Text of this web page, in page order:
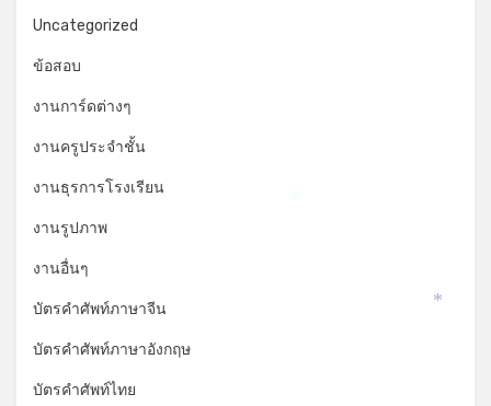
Uncategorized
ข้อสอบ
งานการ์ดต่างๆ
งานครูประจำชั้น
งานธุรการโรงเรียน
งานรูปภาพ
งานอื่นๆ
บัตรคำศัพท์ภาษาจีน
บัตรคำศัพท์ภาษาอังกฤษ
บัตรคำศัพท์ไทย